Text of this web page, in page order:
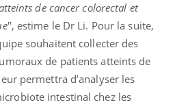
de cancer colorectal et
", estime le Dr Li. Pour la suite,
souhaitent collecter des
de patients atteints de
permettra d’analyser les
intestinal chez les